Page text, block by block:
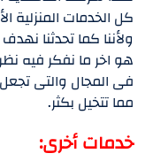
كل الخدمات المنزلية
ولأننا كما تحدثنا
هو اخر ما نفكر فيه
فى المجال والتى
مما تتخيل بكثر.
خدمات أخرى: